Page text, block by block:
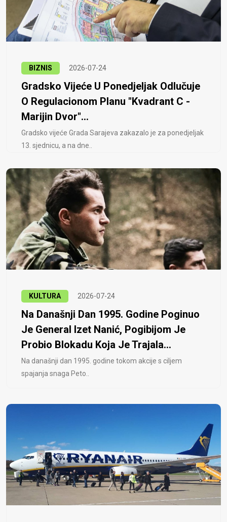
BIZNIS 2026-07-24
Gradsko Vijeće U Ponedjeljak Odlučuje
O Regulacionom Planu "Kvadrant C -
Marijin Dvor"...
Gradsko vijeće Grada Sarajeva zakazalo je za ponedjeljak
13. sjednicu, a na dne..
KULTURA 2026-07-24
Na Današnji Dan 1995. Godine Poginuo
Je General Izet Nanić, Pogibijom Je
Probio Blokadu Koja Je Trajala...
Na današnji dan 1995. godine tokom akcije s ciljem
spajanja snaga Peto..